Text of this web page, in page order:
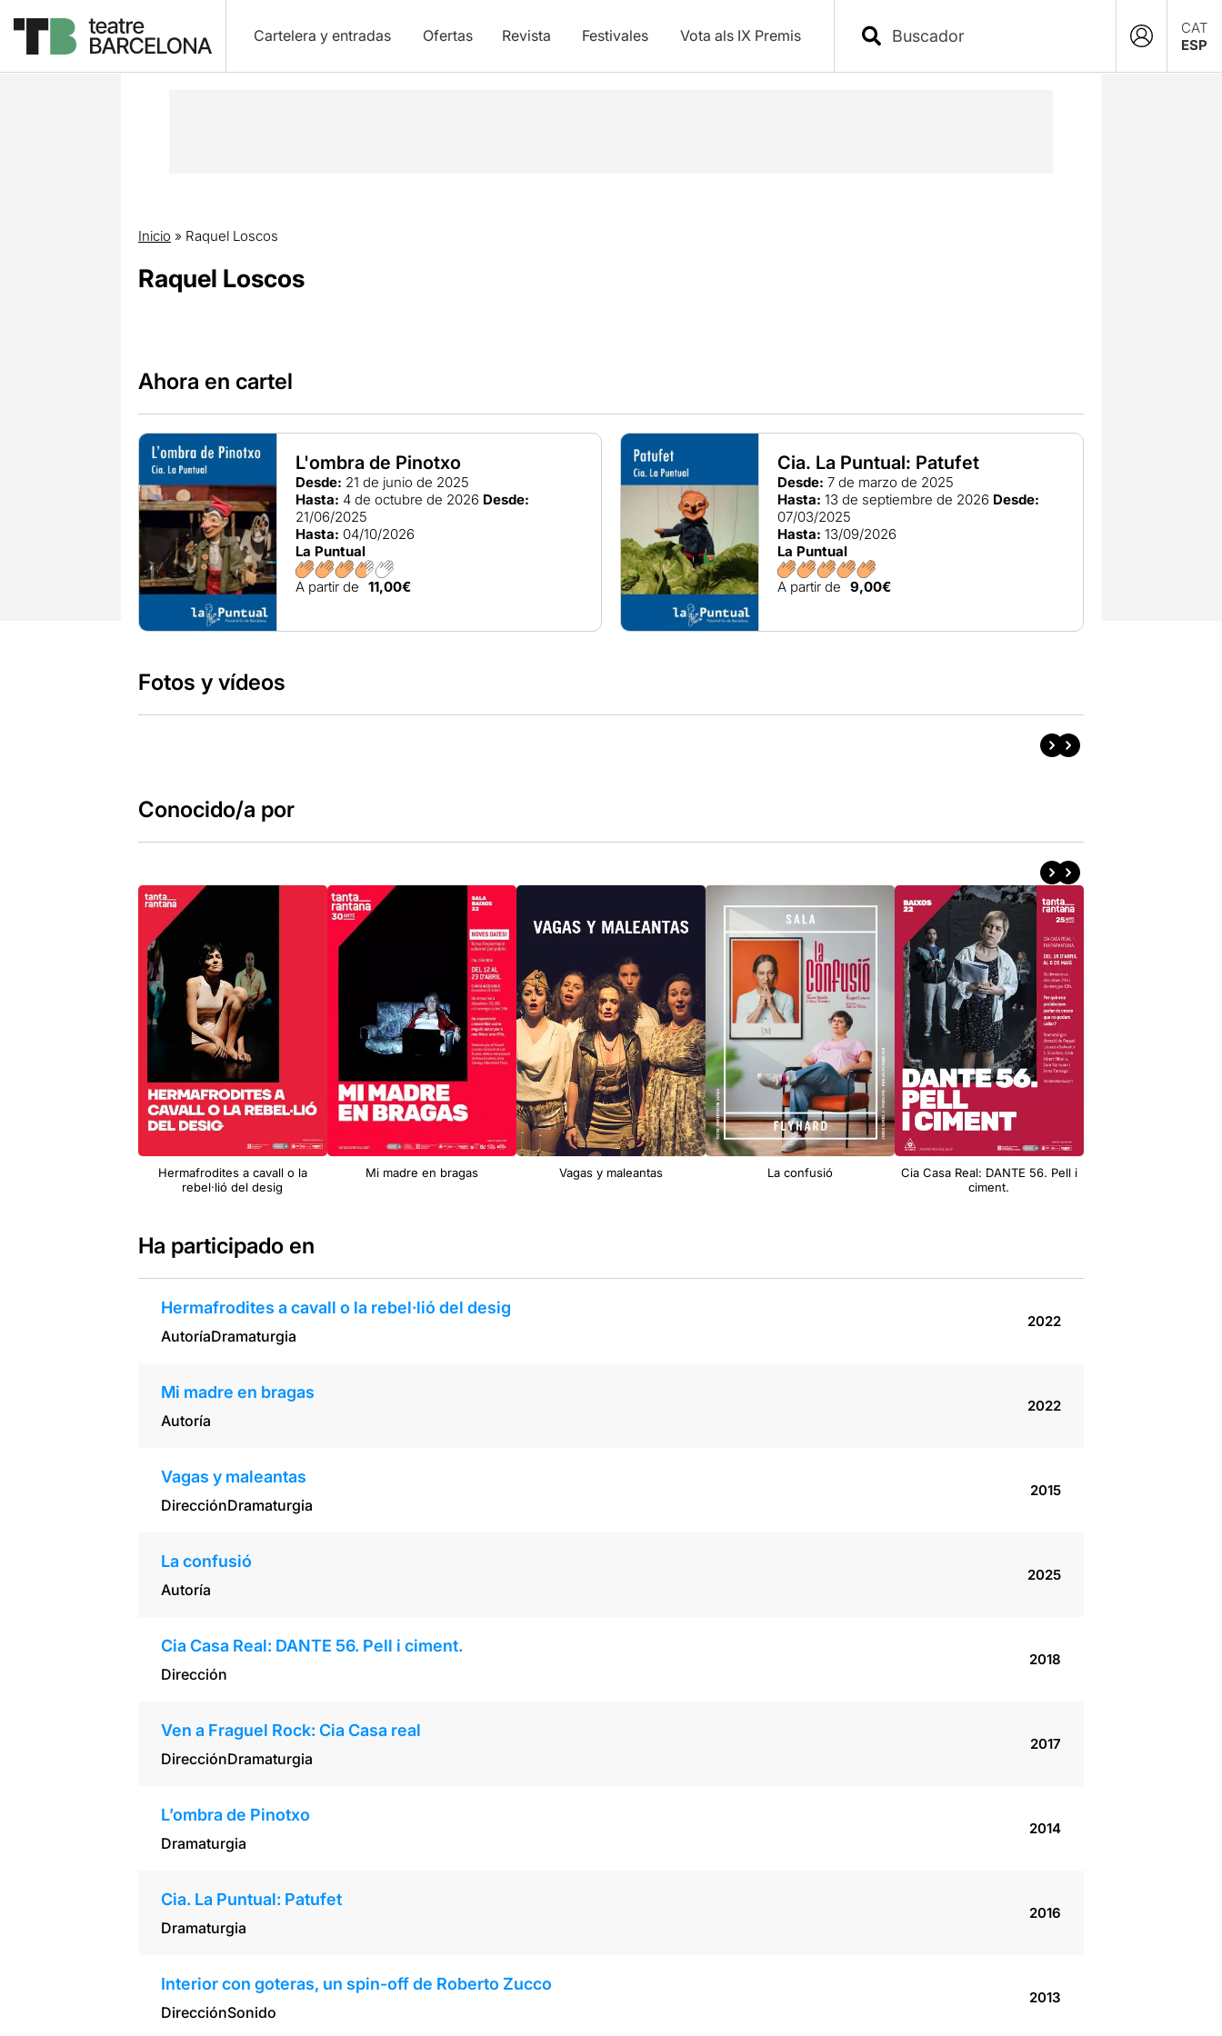
Cartelera y entradas Ofertas Revista Festivales Vota als IX Premis
CAT
ESP
Inicio » Raquel Loscos
Raquel Loscos
Ahora en cartel
L'ombra de Pinotxo
Desde: 21 de junio de 2025
Hasta: 4 de octubre de 2026 Desde:
21/06/2025
Hasta: 04/10/2026
La Puntual
A partir de 11,00€
Cia. La Puntual: Patufet
Desde: 7 de marzo de 2025
Hasta: 13 de septiembre de 2026 Desde:
07/03/2025
Hasta: 13/09/2026
La Puntual
A partir de 9,00€
Fotos y vídeos
Conocido/a por
Hermafrodites a cavall o la
rebel·lió del desig
Mi madre en bragas Vagas y maleantas La confusió
Cia Casa Real: DANTE 56. Pell i
ciment.
Ha participado en
Hermafrodites a cavall o la rebel·lió del desig
AutoríaDramaturgia
2022
Mi madre en bragas
Autoría
2022
Vagas y maleantas
DirecciónDramaturgia
2015
La confusió
Autoría
2025
Cia Casa Real: DANTE 56. Pell i ciment.
Dirección
2018
Ven a Fraguel Rock: Cia Casa real
DirecciónDramaturgia
2017
L’ombra de Pinotxo
Dramaturgia
2014
Cia. La Puntual: Patufet
Dramaturgia
2016
Interior con goteras, un spin-off de Roberto Zucco
DirecciónSonido
2013